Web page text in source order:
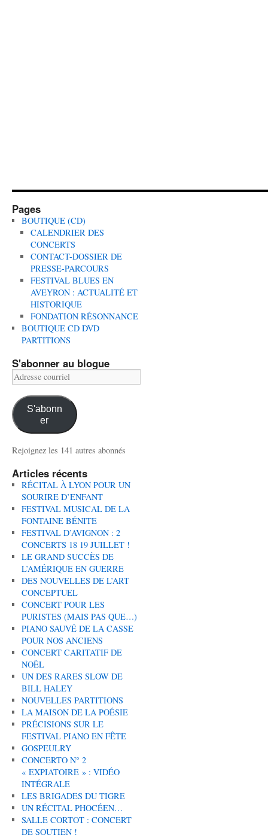
Pages
BOUTIQUE (CD)
CALENDRIER DES
CONCERTS
CONTACT-DOSSIER DE
PRESSE-PARCOURS
FESTIVAL BLUES EN
AVEYRON : ACTUALITÉ ET
HISTORIQUE
FONDATION RÉSONNANCE
BOUTIQUE CD DVD
PARTITIONS
S'abonner au blogue
Adresse
courriel
S'abonn
er
Rejoignez les 141 autres abonnés
Articles récents
RÉCITAL À LYON POUR UN
SOURIRE D’ENFANT
FESTIVAL MUSICAL DE LA
FONTAINE BÉNITE
FESTIVAL D’AVIGNON : 2
CONCERTS 18 19 JUILLET !
LE GRAND SUCCÈS DE
L’AMÉRIQUE EN GUERRE
DES NOUVELLES DE L’ART
CONCEPTUEL
CONCERT POUR LES
PURISTES (MAIS PAS QUE…)
PIANO SAUVÉ DE LA CASSE
POUR NOS ANCIENS
CONCERT CARITATIF DE
NOËL
UN DES RARES SLOW DE
BILL HALEY
NOUVELLES PARTITIONS
LA MAISON DE LA POÉSIE
PRÉCISIONS SUR LE
FESTIVAL PIANO EN FÊTE
GOSPEULRY
CONCERTO N° 2
« EXPIATOIRE » : VIDÉO
INTÉGRALE
LES BRIGADES DU TIGRE
UN RÉCITAL PHOCÉEN…
SALLE CORTOT : CONCERT
DE SOUTIEN !